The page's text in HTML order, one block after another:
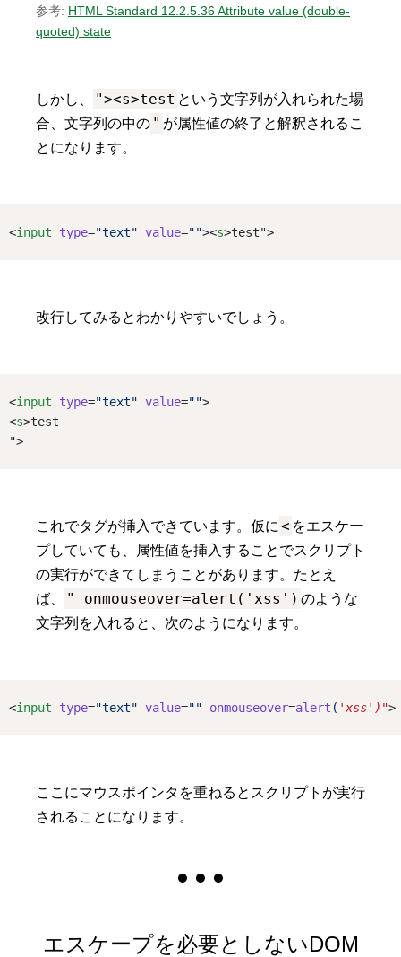
参考: HTML Standard 12.2.5.36 Attribute value (double-
quoted) state
しかし、 "><s>test という文字列が入れられた場
合、文字列の中の " が属性値の終了と解釈されるこ
とになります。
<input type="text" value=""><s>test">
改行してみるとわかりやすいでしょう。
<input type="text" value="">
<s>test
">
これでタグが挿入できています。仮に < をエスケー
プしていても、属性値を挿入することでスクリプト
の実行ができてしまうことがあります。たとえ
ば、
" onmouseover=alert('xss') のような
文字列を入れると、次のようになります。
<input type="text" value="" onmouseover=alert ( 'xss')">
ここにマウスポインタを重ねるとスクリプトが実行
されることになります。
エスケープを必要としないDOM